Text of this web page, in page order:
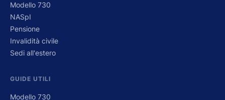
Modello 730
NASpI
Pensione
Invalidità civile
Sedi all'estero
GUIDE UTILI
Modello 730